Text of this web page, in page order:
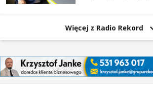
Więcej z Radio Rekord